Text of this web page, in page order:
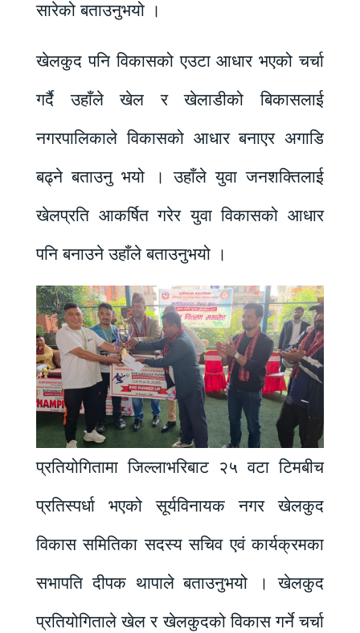
सारेको बताउनुभयो ।
खेलकुद पनि विकासको एउटा आधार भएको चर्चा
गर्दै उहाँले खेल र खेलाडीको बिकासलाई
नगरपालिकाले विकासको आधार बनाएर अगाडि
बढ्ने बताउनु भयो । उहाँले युवा जनशक्तिलाई
खेलप्रति आकर्षित गरेर युवा विकासको आधार
पनि बनाउने उहाँले बताउनुभयो ।
प्रतियोगितामा जिल्लाभरिबाट २५ वटा टिमबीच
प्रतिस्पर्धा भएको सूर्यविनायक नगर खेलकुद
विकास समितिका सदस्य सचिव एवं कार्यक्रमका
सभापति दीपक थापाले बताउनुभयो । खेलकुद
प्रतियोगिताले खेल र खेलकुदको विकास गर्ने चर्चा